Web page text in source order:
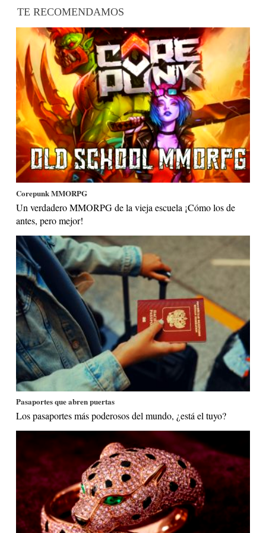
TE RECOMENDAMOS
Corepunk MMORPG
Un verdadero MMORPG de la vieja escuela ¡Cómo los de
antes, pero mejor!
Pasaportes que abren puertas
Los pasaportes más poderosos del mundo, ¿está el tuyo?